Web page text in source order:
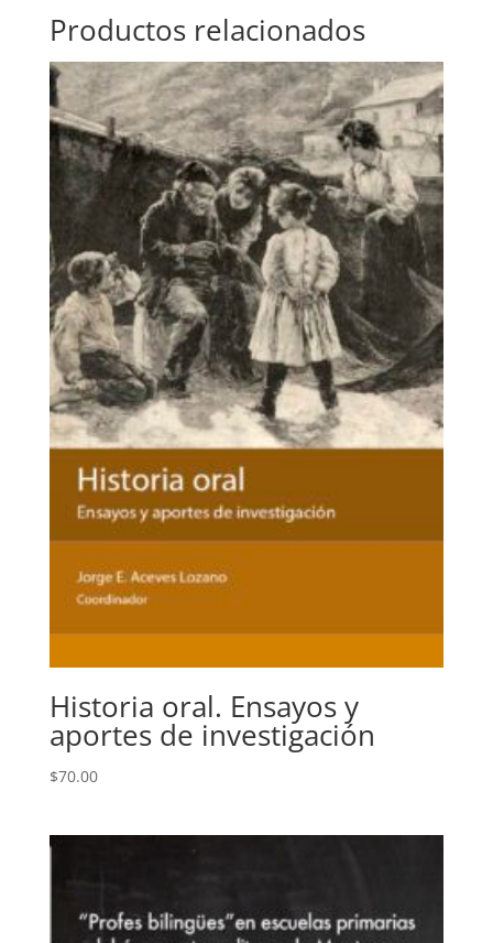
Productos relacionados
Historia oral. Ensayos y
aportes de investigación
$70.00